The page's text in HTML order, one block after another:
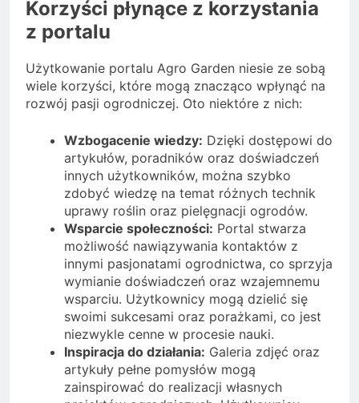
Korzyści płynące z korzystania
z portalu
Użytkowanie portalu Agro Garden niesie ze sobą
wiele korzyści, które mogą znacząco wpłynąć na
rozwój pasji ogrodniczej. Oto niektóre z nich:
Wzbogacenie wiedzy: Dzięki dostępowi do
artykułów, poradników oraz doświadczeń
innych użytkowników, można szybko
zdobyć wiedzę na temat różnych technik
uprawy roślin oraz pielęgnacji ogrodów.
Wsparcie społeczności: Portal stwarza
możliwość nawiązywania kontaktów z
innymi pasjonatami ogrodnictwa, co sprzyja
wymianie doświadczeń oraz wzajemnemu
wsparciu. Użytkownicy mogą dzielić się
swoimi sukcesami oraz porażkami, co jest
niezwykle cenne w procesie nauki.
Inspiracja do działania: Galeria zdjęć oraz
artykuły pełne pomysłów mogą
zainspirować do realizacji własnych